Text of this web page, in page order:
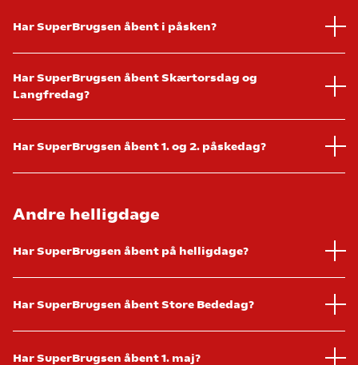
Har SuperBrugsen åbent i påsken?
Har SuperBrugsen åbent Skærtorsdag og
Langfredag?
Har SuperBrugsen åbent 1. og 2. påskedag?
Andre helligdage
Har SuperBrugsen åbent på helligdage?
Har SuperBrugsen åbent Store Bededag?
Har SuperBrugsen åbent 1. maj?